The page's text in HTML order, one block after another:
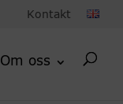
Kontakt
Om oss